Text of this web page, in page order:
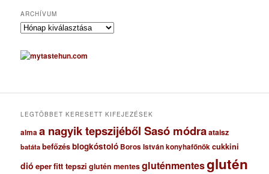
ARCHÍVUM
A
c
h
u
LEGTÖBBET KERESETT KIFEJEZÉSEK
almaa nagyik tepszijéből Sasó módraataisz
batáta befőzésblogkóstoló Boros István konyhafőnökcukkini
dió eperfitt tepszi glutén mentesgluténmentesglutén